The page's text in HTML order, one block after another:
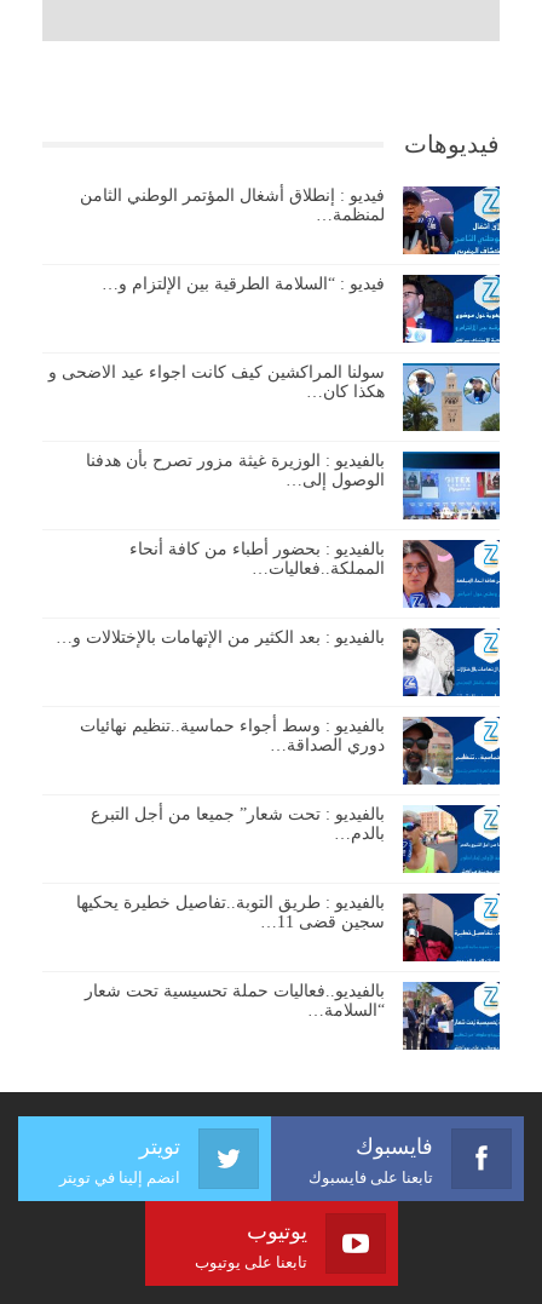
فيديوهات
فيديو : إنطلاق أشغال المؤتمر الوطني الثامن
لمنظمة…
فيديو : “السلامة الطرقية بين الإلتزام و…
سولنا المراكشين كيف كانت اجواء عيد الاضحى و
هكذا كان…
بالفيديو : الوزيرة غيثة مزور تصرح بأن هدفنا
الوصول إلى…
بالفيديو : بحضور أطباء من كافة أنحاء
المملكة..فعاليات…
بالفيديو : بعد الكثير من الإتهامات بالإختلالات و…
بالفيديو : وسط أجواء حماسية..تنظيم نهائيات
دوري الصداقة…
بالفيديو : تحت شعار” جميعا من أجل التبرع
بالدم…
بالفيديو : طريق التوبة..تفاصيل خطيرة يحكيها
سجين قضى 11…
بالفيديو..فعاليات حملة تحسيسية تحت شعار
“السلامة…
فايسبوك
تابعنا على فايسبوك
تويتر
انضم إلينا في تويتر
يوتيوب
تابعنا على يوتيوب